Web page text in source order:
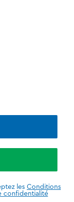
les Conditions
confidentialité